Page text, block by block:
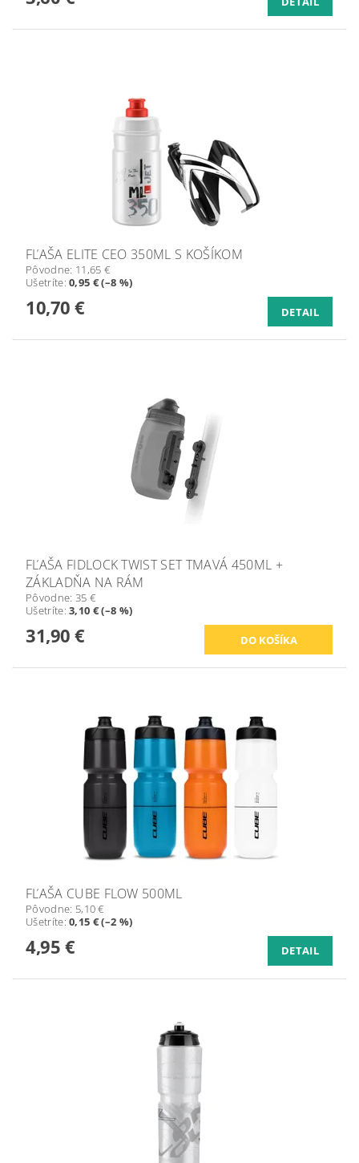
FĽAŠA ELITE CEO 350ML S KOŠÍKOM
Pôvodne: 11,65 €
Ušetríte:0,95 € (–8 %)
10,70 € DETAIL
FĽAŠA FIDLOCK TWIST SET TMAVÁ 450ML +
ZÁKLADŇA NA RÁM
Pôvodne: 35 €
Ušetríte:3,10 € (–8 %)
31,90 €
FĽAŠA CUBE FLOW 500ML
Pôvodne: 5,10 €
Ušetríte:0,15 € (–2 %)
4,95 € DETAIL